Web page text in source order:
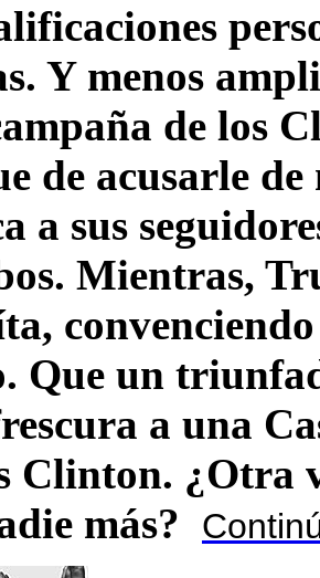
Y menos
de los
de acusarle
a sus
Mientras,
Que un
a una
Clinton. ¿Otra
más?